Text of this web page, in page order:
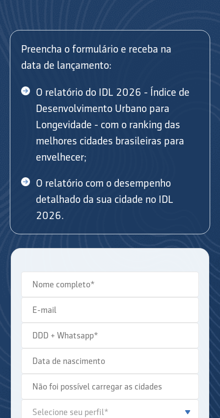
Preencha o formulário e receba na
data de lançamento:
O relatório do IDL 2026 - Índice de
Desenvolvimento Urbano para
Longevidade - com o ranking das
melhores cidades brasileiras para
envelhecer;
O relatório com o desempenho
detalhado da sua cidade no IDL
2026.